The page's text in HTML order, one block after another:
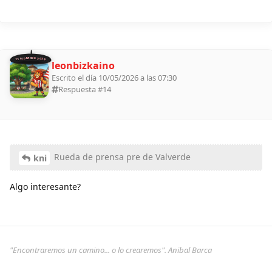
11 ALDEANOS 2026 leonbizkaino
Escrito el día 10/05/2026 a las 07:30
Respuesta #14
kni Rueda de prensa pre de Valverde
Algo interesante?
"Encontraremos un camino... o lo crearemos". Anibal Barca